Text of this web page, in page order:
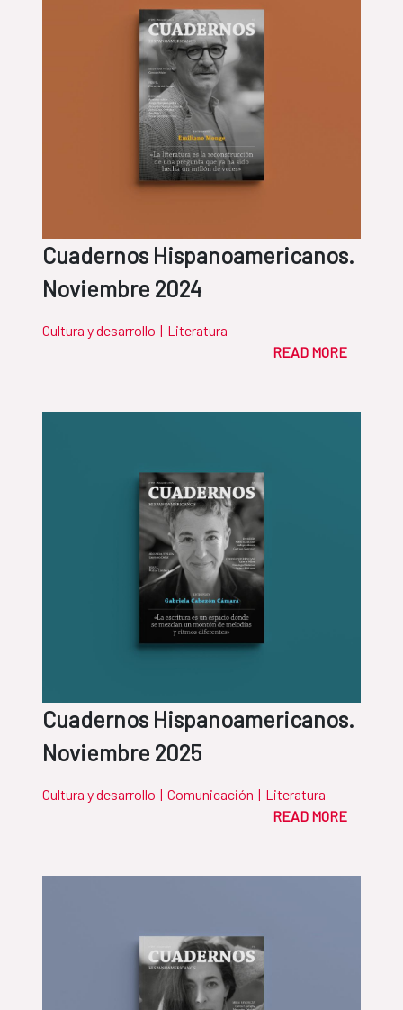
Cuadernos Hispanoamericanos.
Noviembre 2024
Cultura y desarrollo | Literatura
READ MORE
Cuadernos Hispanoamericanos.
Noviembre 2025
Cultura y desarrollo | Comunicación | Literatura
READ MORE